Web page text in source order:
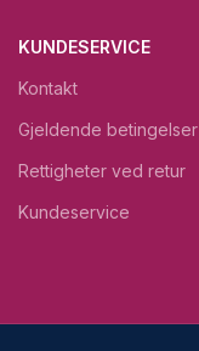
KUNDESERVICE
Kontakt
Gjeldende betingelser
Rettigheter ved retur
Kundeservice